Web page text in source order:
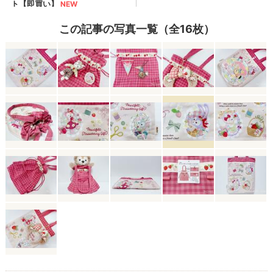
この記事の写真一覧（全16枚）